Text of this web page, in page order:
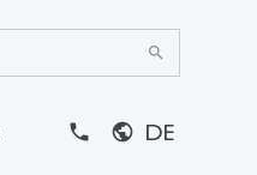
search
DE